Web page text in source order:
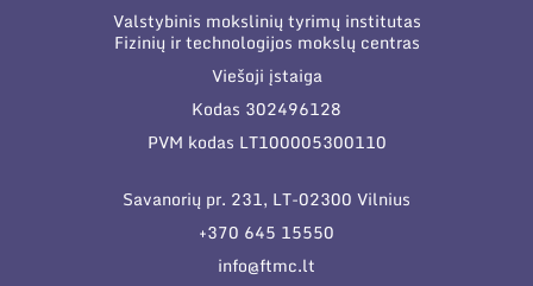
Valstybinis mokslinių tyrimų institutas
Fizinių ir technologijos mokslų centras
Viešoji įstaiga
Kodas 302496128
PVM kodas LT100005300110
Savanorių pr. 231, LT-02300 Vilnius
+370 645 15550
info@ftmc.lt